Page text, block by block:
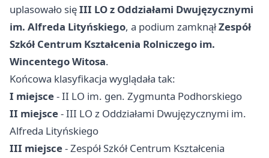
uplasowało sięIII LO z Oddziałami Dwujęzycznymi
im. Alfreda Lityńskiego, a podium zamknąłZespół
Szkół Centrum Kształcenia Rolniczego im.
Wincentego Witosa.
Końcowa klasyfikacja wyglądała tak:
I miejsce- II LO im. gen. Zygmunta Podhorskiego
II miejsce- III LO z Oddziałami Dwujęzycznymi im.
Alfreda Lityńskiego
III miejsce- Zespół Szkół Centrum Kształcenia